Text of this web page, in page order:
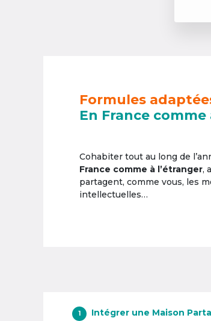
Formules
En France
Cohabiter tout au long de
France comme à l’étranger,
partagent, comme vous, les
intellectuelles…
1
Intégrer une Maison